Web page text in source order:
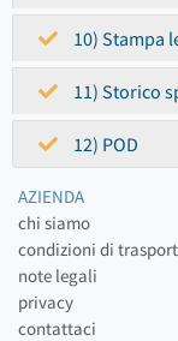
10) Stampa
11) Storico
12) POD
AZIENDA
chi siamo
condizioni di
note legali
privacy
contattaci